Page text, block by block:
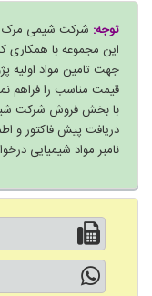
توجه: شرکت شیمی مرک
این مجموعه با
جهت تامین مواد اولیه
قیمت مناسب را فراهم
با بخش فروش شرکت
نامبر مواد شیمیایی